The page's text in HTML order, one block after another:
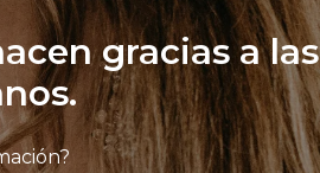
gracias a las